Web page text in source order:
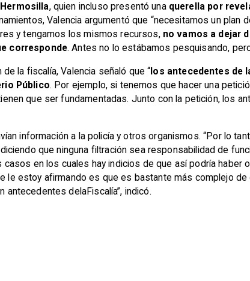
, quien incluso presentó una querella por
Valencia argumentó que “necesitamos un plan
y tengamos los mismos recursos, no vamos a dejar
corresponde. Antes no lo estábamos pesquisando,
la fiscalía, Valencia señaló que “los antecedentes de
Público. Por ejemplo, si tenemos que hacer una
que ser fundamentadas. Junto con la petición, los
información a la policía y otros organismos. “Por lo
que ninguna filtración sea responsabilidad de
en los cuales hay indicios de que así podría haber
le estoy afirmando es que es bastante más complejo
delaFiscalía”, indicó.